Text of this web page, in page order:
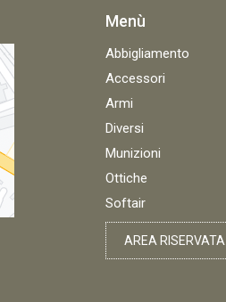
Menù
Abbigliamento
Accessori
Armi
Diversi
Munizioni
Ottiche
Softair
AREA RISERVATA